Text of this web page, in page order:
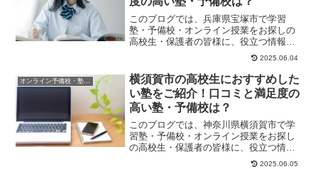
このブログでは、兵庫県宝塚市で学習
塾・予備校・オンライン授業をお探しの
高校生・保護者の皆様に、役立つ情報や
ヒントになる情報をお伝えします。高校
2025.06.04
横須賀市の高校生におすすめした
い塾をご紹介！口コミと満足度の
高い塾・予備校は？
このブログでは、神奈川県横須賀市で学
習塾・予備校・オンライン授業をお探し
の高校生・保護者の皆様に、役立つ情報
やヒントになる情報をお伝えします。高
2025.06.05